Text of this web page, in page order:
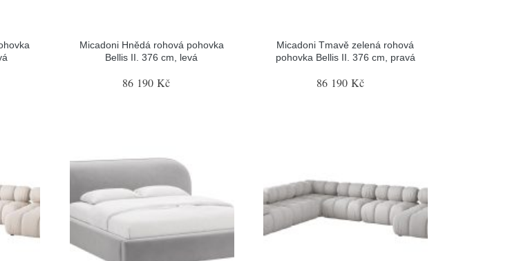
Micadoni Hnědá rohová pohovka
Bellis II. 376 cm, levá
86 190 Kč
Micadoni Tmavě zelená rohová
pohovka Bellis II. 376 cm, pravá
86 190 Kč